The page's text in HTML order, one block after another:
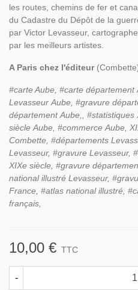
les routes, chemins de fer et
du Cadastre du Dépôt de la
par Victor Levasseur,
par les meilleurs artistes.
A Paris chez l'éditeur
#carte Aube, #carte département
Levasseur Aube, #gravure
départementAube,
#statistiques
siècle Aube, #commerce Aube,
Combette, #départements
Levasseur, #gravure Levasseur,
XIXe siècle, #gravure
national illustré Levasseur,
France, #atlas national illustré,
français,
10,00 € TTC
-